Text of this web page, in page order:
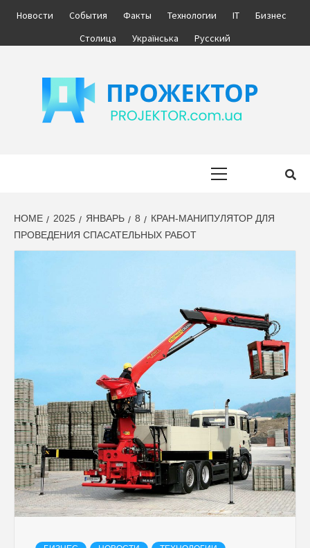
Новости События Факты Технологии IT
Бизнес
Столица
Українська Русский
HOME 2025 ЯНВАРЬ 8
КРАН-МАНИПУЛЯТОР ДЛЯ
ПРОВЕДЕНИЯ СПАСАТЕЛЬНЫХ РАБОТ